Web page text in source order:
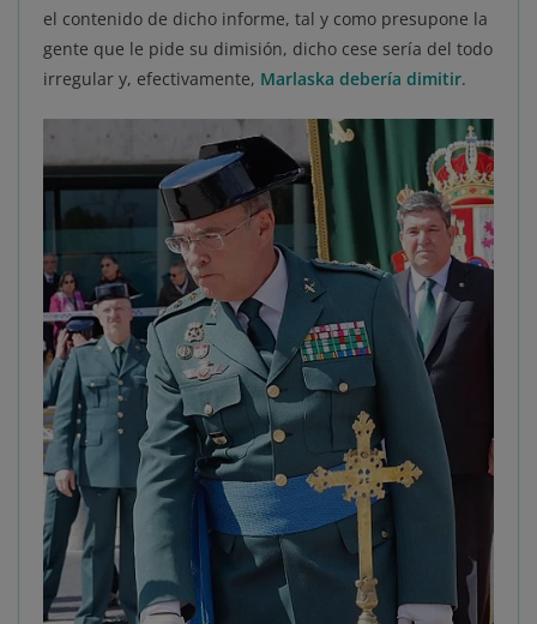
el contenido de dicho informe, tal y como presupone la
gente que le pide su dimisión, dicho cese sería del todo
irregular y, efectivamente, Marlaska debería dimitir.